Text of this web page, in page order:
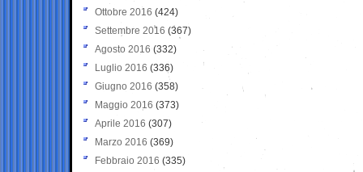
Ottobre 2016 (424)
Settembre 2016 (367)
Agosto 2016 (332)
Luglio 2016 (336)
Giugno 2016 (358)
Maggio 2016 (373)
Aprile 2016 (307)
Marzo 2016 (369)
Febbraio 2016 (335)